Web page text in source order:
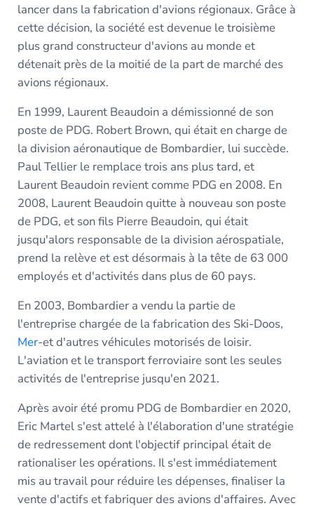
lancer dans la fabrication d'avions régionaux. Grâce à
cette décision, la société est devenue le troisième
plus grand constructeur d'avions au monde et
détenait près de la moitié de la part de marché des
avions régionaux.
En 1999, Laurent Beaudoin a démissionné de son
poste de PDG. Robert Brown, qui était en charge de
la division aéronautique de Bombardier, lui succède.
Paul Tellier le remplace trois ans plus tard, et
Laurent Beaudoin revient comme PDG en 2008. En
2008, Laurent Beaudoin quitte à nouveau son poste
de PDG, et son fils Pierre Beaudoin, qui était
jusqu'alors responsable de la division aérospatiale,
prend la relève et est désormais à la tête de 63 000
employés et d'activités dans plus de 60 pays.
En 2003, Bombardier a vendu la partie de
l'entreprise chargée de la fabrication des Ski-Doos,
Mer-et d'autres véhicules motorisés de loisir.
L'aviation et le transport ferroviaire sont les seules
activités de l'entreprise jusqu'en 2021.
Après avoir été promu PDG de Bombardier en 2020,
Eric Martel s'est attelé à l'élaboration d'une stratégie
de redressement dont l'objectif principal était de
rationaliser les opérations. Il s'est immédiatement
mis au travail pour réduire les dépenses, finaliser la
vente d'actifs et fabriquer des avions d'affaires. Avec